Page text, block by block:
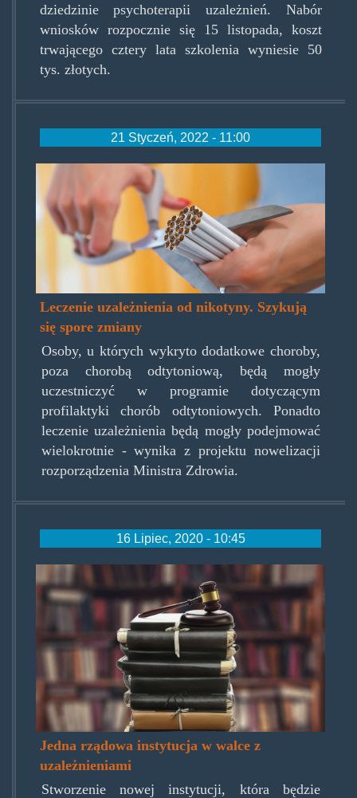
dziedzinie psychoterapii uzależnień. Nabór
wniosków rozpocznie się 15 listopada, koszt
trwającego cztery lata szkolenia wyniesie 50
tys. złotych.
21 Styczeń, 2022 - 11:00
cighscut.jpg
Leczenie uzależnienia od nikotyny. Szykują
się spore zmiany
Osoby, u których wykryto dodatkowe choroby,
poza chorobą odtytoniową, będą mogły
uczestniczyć w programie dotyczącym
profilaktyki chorób odtytoniowych. Ponadto
leczenie uzależnienia będą mogły podejmować
wielokrotnie - wynika z projektu nowelizacji
rozporządzenia Ministra Zdrowia.
16 Lipiec, 2020 - 10:45
mlotekistosik.jpg
Jedna rządowa instytucja w walce z
uzależnieniami
Stworzenie nowej instytucji, która będzie